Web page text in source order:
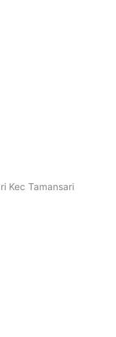
Kec Tamansari